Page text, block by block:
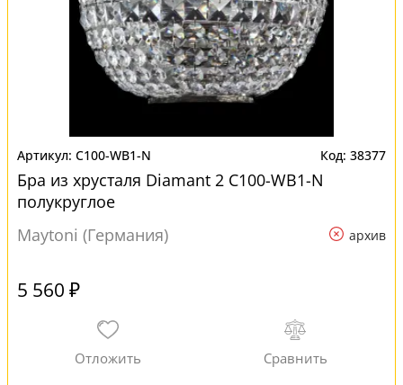
C100-WB1-N 38377
Бра из хрусталя Diamant 2 C100-WB1-N
полукруглое
Maytoni (Германия)
архив
5 560 ₽